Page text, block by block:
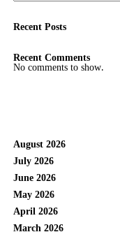
Recent Posts
Recent Comments
No comments to show.
August 2026
July 2026
June 2026
May 2026
April 2026
March 2026